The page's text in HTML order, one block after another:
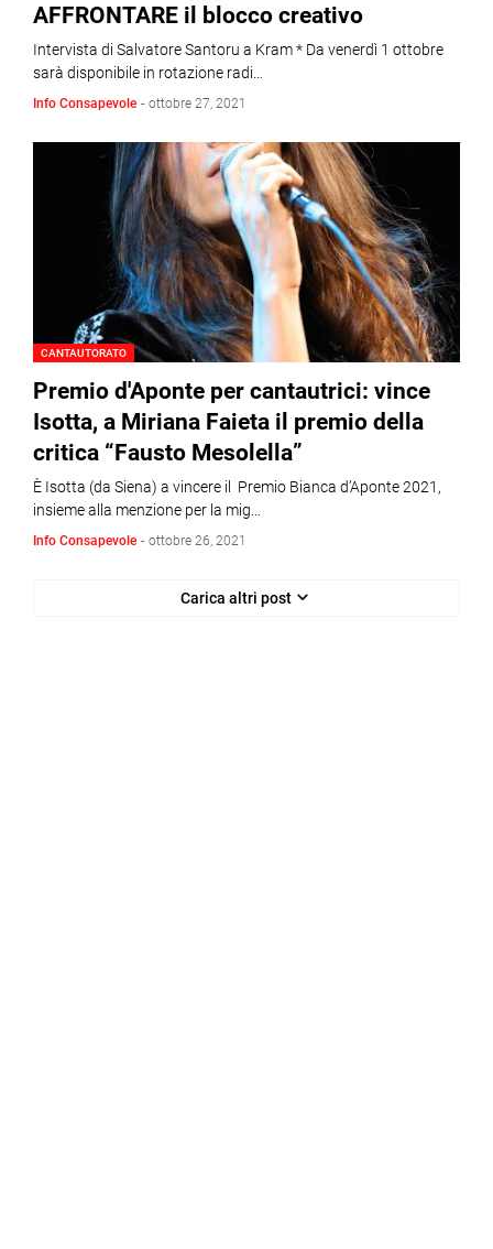
AFFRONTARE il blocco creativo
Intervista di Salvatore Santoru a Kram * Da venerdì 1 ottobre
sarà disponibile in rotazione radi…
Info Consapevole - ottobre 27, 2021
CANTAUTORATO
Premio d'Aponte per cantautrici: vince
Isotta, a Miriana Faieta il premio della
critica “Fausto Mesolella”
È Isotta (da Siena) a vincere il Premio Bianca d’Aponte 2021,
insieme alla menzione per la mig…
Info Consapevole - ottobre 26, 2021
Carica altri post